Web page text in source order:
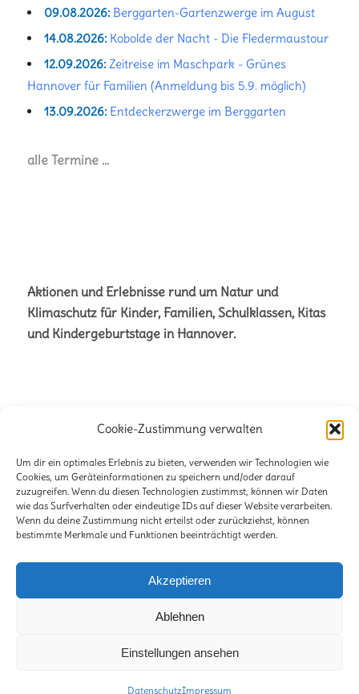
Cookie-Zustimmung verwalten
Um dir ein optimales Erlebnis zu bieten, verwenden wir Technologien wie
Cookies, um Geräteinformationen zu speichern und/oder darauf
zuzugreifen. Wenn du diesen Technologien zustimmst, können wir Daten
wie das Surfverhalten oder eindeutige IDs auf dieser Website verarbeiten.
Wenn du deine Zustimmung nicht erteilst oder zurückziehst, können
bestimmte Merkmale und Funktionen beeinträchtigt werden.
Akzeptieren
Ablehnen
Einstellungen ansehen
DatenschutzImpressum
09.08.2026: Berggarten-Gartenzwerge im August
14.08.2026: Kobolde der Nacht - Die Fledermaustour
12.09.2026: Zeitreise im Maschpark - Grünes
Hannover für Familien (Anmeldung bis 5.9. möglich)
13.09.2026: Entdeckerzwerge im Berggarten
alle Termine …
Aktionen und Erlebnisse rund um Natur und
Klimaschutz für Kinder, Familien, Schulklassen, Kitas
und Kindergeburtstage in Hannover.
Verena + Volker Stahnke GbR
Stöckener Str. 125
30419 Hannover
Telefon: 0511-2281471